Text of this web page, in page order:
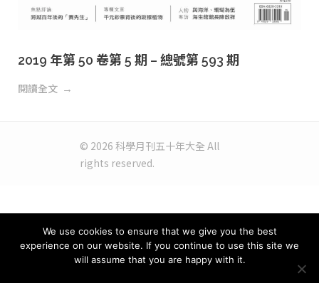
2019 年第 50 卷第 5 期 – 總號第 593 期
閱讀全文
© 2026 科學月刊五十年大全 All
rights reserved.
We use cookies to ensure that we give you the best
experience on our website. If you continue to use this site we
will assume that you are happy with it.